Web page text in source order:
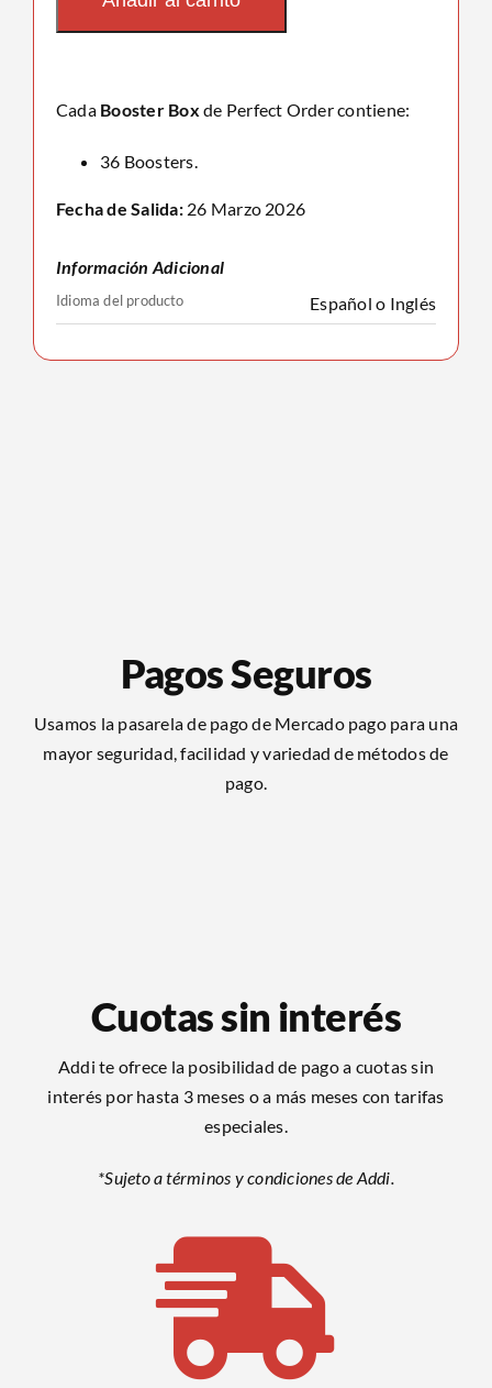
Cada Booster Boxde Perfect Order contiene:
36 Boosters.
Fecha de Salida:26 Marzo 2026
Información Adicional
Idioma del producto Español o Inglés
Pagos Seguros
Usamos la pasarela de pago de Mercado pago para una
mayor seguridad, facilidad y variedad de métodos de
pago.
Cuotas sin interés
Addi te ofrece la posibilidad de pago a cuotas sin
interés por hasta 3 meses o a más meses con tarifas
especiales.
*Sujeto a términos y condiciones de Addi.